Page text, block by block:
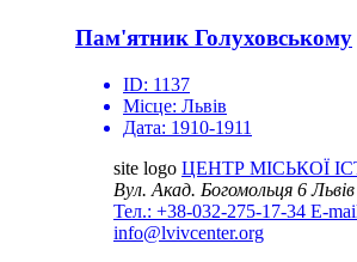
Пам'ятник Голуховському
ID: 1137
Місце: Львів
Дата: 1910-1911
site logo ЦЕНТР МІСЬКОЇ
Вул. Акад. Богомольця 6
Тел.: +38-032-275-17-34 E-
info@lvivcenter.org